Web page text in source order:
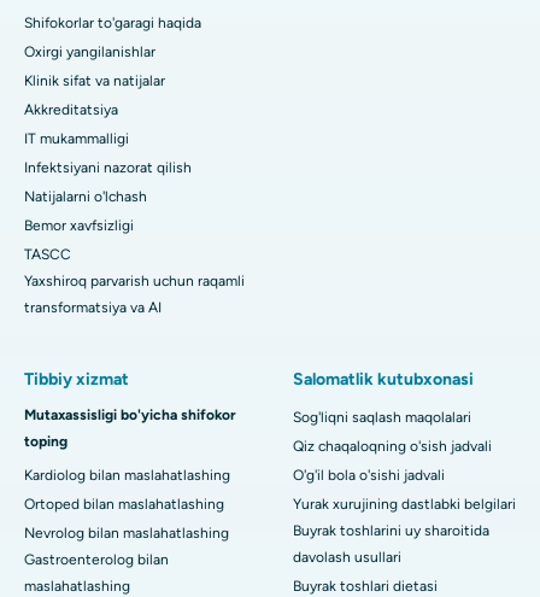
Shifokorlar to'garagi haqida
Oxirgi yangilanishlar
Klinik sifat va natijalar
Akkreditatsiya
IT mukammalligi
Infektsiyani nazorat qilish
Natijalarni o'lchash
Bemor xavfsizligi
TASCC
Yaxshiroq parvarish uchun raqamli
transformatsiya va AI
Tibbiy xizmat
Mutaxassisligi bo'yicha shifokor
toping
Kardiolog bilan maslahatlashing
Ortoped bilan maslahatlashing
Nevrolog bilan maslahatlashing
Gastroenterolog bilan
maslahatlashing
Salomatlik kutubxonasi
Sog'liqni saqlash maqolalari
Qiz chaqaloqning o'sish jadvali
O'g'il bola o'sishi jadvali
Yurak xurujining dastlabki belgilari
Buyrak toshlarini uy sharoitida
davolash usullari
Buyrak toshlari dietasi